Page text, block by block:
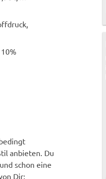
anbieten. Du
schon eine
Dir: